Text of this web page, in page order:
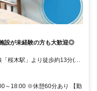
設が未経験の方も大歓迎◎
桜木駅」より徒歩約13分(約
～18:00 ※休憩60分あり 【勤